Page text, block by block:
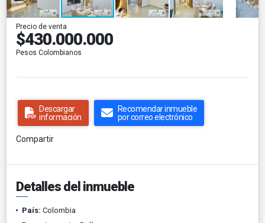
Precio de venta
$430.000.000
Pesos Colombianos
Descargar
información
Recomendar inmueble
por correo electrónico
Compartir
Detalles del inmueble
País: Colombia